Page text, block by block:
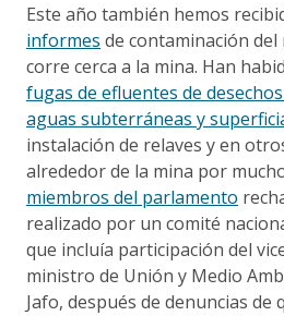
Este año también hemos
informes de contaminación
corre cerca a la mina. Han
fugas de efluentes de
aguas subterráneas y
instalación de relaves y en
alrededor de la mina por
miembros del parlamento
realizado por un comité
que incluía participación del
ministro de Unión y Medio
Jafo, después de denuncias de